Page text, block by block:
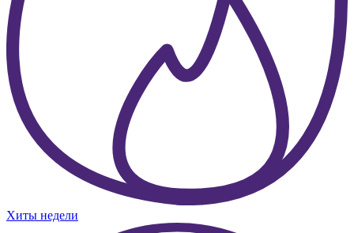
Хиты недели